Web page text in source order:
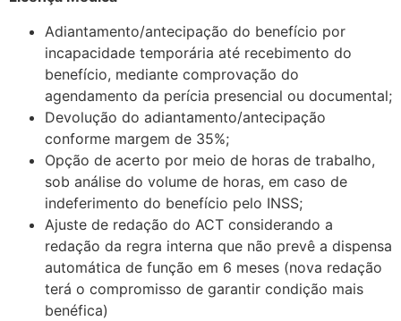
Adiantamento/antecipação do benefício por
incapacidade temporária até recebimento do
benefício, mediante comprovação do
agendamento da perícia presencial ou documental;
Devolução do adiantamento/antecipação
conforme margem de 35%;
Opção de acerto por meio de horas de trabalho,
sob análise do volume de horas, em caso de
indeferimento do benefício pelo INSS;
Ajuste de redação do ACT considerando a
redação da regra interna que não prevê a dispensa
automática de função em 6 meses (nova redação
terá o compromisso de garantir condição mais
benéfica)